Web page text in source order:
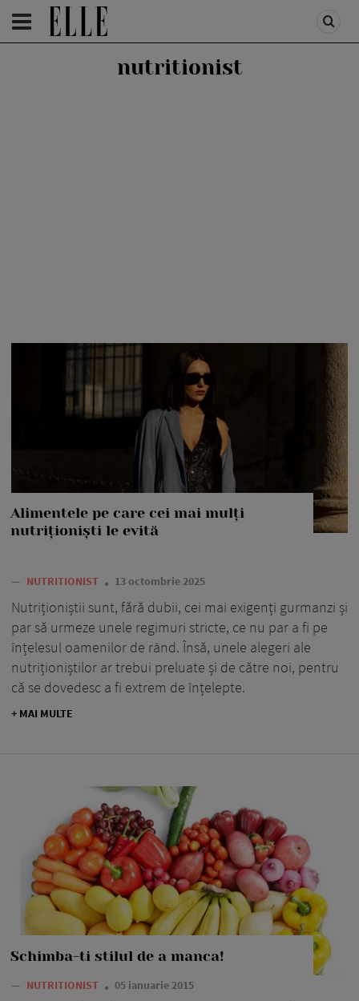
HOMEPAGE /HEALTH & DIET
nutritionist
Alimentele pe care cei mai mulți
nutriționiști le evită
— NUTRITIONIST 13 octombrie 2025
Nutriționiștii sunt, fără dubii, cei mai exigenți gurmanzi și
par să urmeze unele regimuri stricte, ce nu par a fi pe
înțelesul oamenilor de rând. Însă, unele alegeri ale
nutriționiștilor ar trebui preluate și de către noi, pentru
că se dovedesc a fi extrem de înțelepte.
+ MAI MULTE
Schimba-ti stilul de a manca!
— NUTRITIONIST 05 ianuarie 2015